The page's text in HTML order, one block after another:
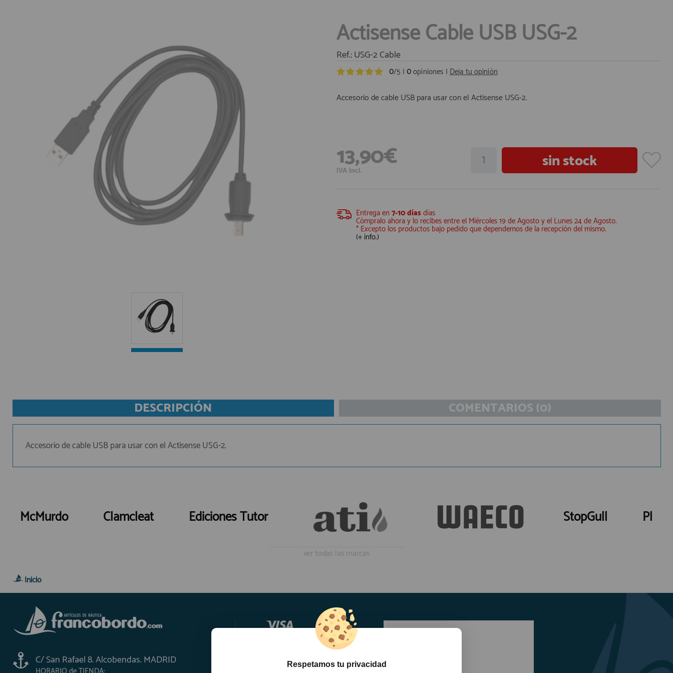
910 60 71 03
HORARIO de TIENDA:
de 10:00 a 20:00 de Lunes a Viernes
Sábados de 10:00 a 14:00
910 51 49 87 Solo para
Whatsapp
info@francobordo.com
Actisense Cable USB USG-2
Ref.: USG-2 Cable
0/5 | 0opiniones | Deja tu opinión
Accesorio de cable USB para usar con el Actisense USG-2.
13,90€
IVA Incl.
Entrega en 7-10 días días
Cómpralo ahora y lo recibes entre el Miércoles 19 de Agostoy el Lunes 24 de Agosto.
* Excepto los productos bajo pedido que dependemos de la recepción del mismo.
(+ info.)
DESCRIPCIÓN COMENTARIOS (0)
Accesorio de cable USB para usar con el Actisense USG-2.
McMurdo Clamcleat Ediciones Tutor StopGull Plano
ver todas las marcas
Inicio
C/ San Rafael 8. Alcobendas. MADRID Respetamos tu privacidad